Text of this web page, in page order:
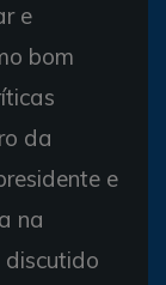
e
bom
da
e
na
discutido